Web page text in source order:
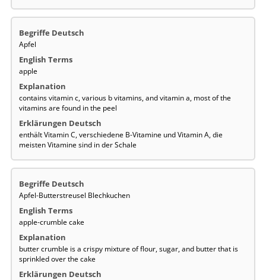
Apfel
apple
contains vitamin c, various b vitamins, and vitamin a, most of the
vitamins are found in the peel
enthält Vitamin C, verschiedene B-Vitamine und Vitamin A, die
meisten Vitamine sind in der Schale
Apfel-Butterstreusel Blechkuchen
apple-crumble cake
butter crumble is a crispy mixture of flour, sugar, and butter that is
sprinkled over the cake